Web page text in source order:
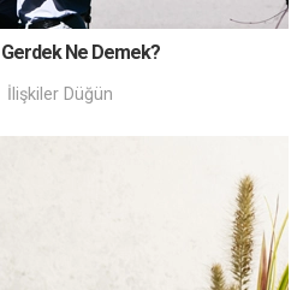
Ne Demek?
İlişkiler Düğün